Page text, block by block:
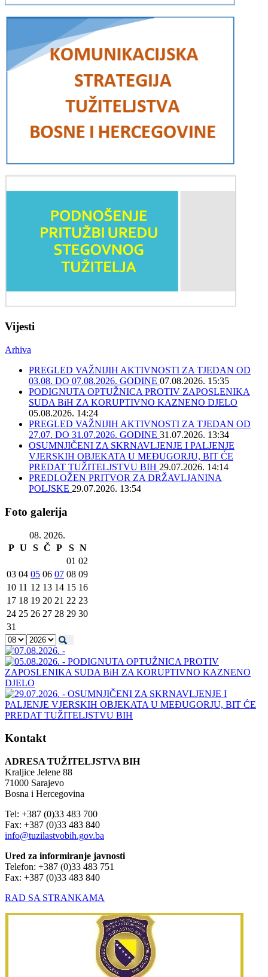
Vijesti
Arhiva
PREGLED VAŽNIJIH AKTIVNOSTI ZA TJEDAN OD
03.08. DO 07.08.2026. GODINE 07.08.2026. 15:35
PODIGNUTA OPTUŽNICA PROTIV ZAPOSLENIKA
SUDA BiH ZA KORUPTIVNO KAZNENO DJELO
05.08.2026. 14:24
PREGLED VAŽNIJIH AKTIVNOSTI ZA TJEDAN OD
27.07. DO 31.07.2026. GODINE 31.07.2026. 13:34
OSUMNJIČENI ZA SKRNAVLJENJE I PALJENJE
VJERSKIH OBJEKATA U MEĐUGORJU, BIT ĆE
PREDAT TUŽITELJSTVU BIH 29.07.2026. 14:14
PREDLOŽEN PRITVOR ZA DRŽAVLJANINA
POLJSKE 29.07.2026. 13:54
Foto galerija
08. 2026.
P U S Č P S N
01 02
03 04 05 06 07 08 09
10 11 12 13 14 15 16
17 18 19 20 21 22 23
24 25 26 27 28 29 30
31
Kontakt
ADRESA TUŽITELJSTVA BIH
Kraljice Jelene 88
71000 Sarajevo
Bosna i Hercegovina
Tel: +387 (0)33 483 700
Fax: +387 (0)33 483 840
info@tuzilastvobih.gov.ba
Ured za informiranje javnosti
Telefon: +387 (0)33 483 751
Fax: +387 (0)33 483 840
RAD SA STRANKAMA